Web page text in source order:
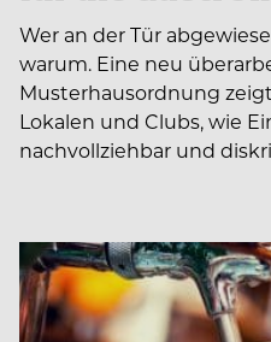
Wer an der Tür
warum. Eine neu
Musterhausordnung
Lokalen und Clubs, wie
nachvollziehbar und